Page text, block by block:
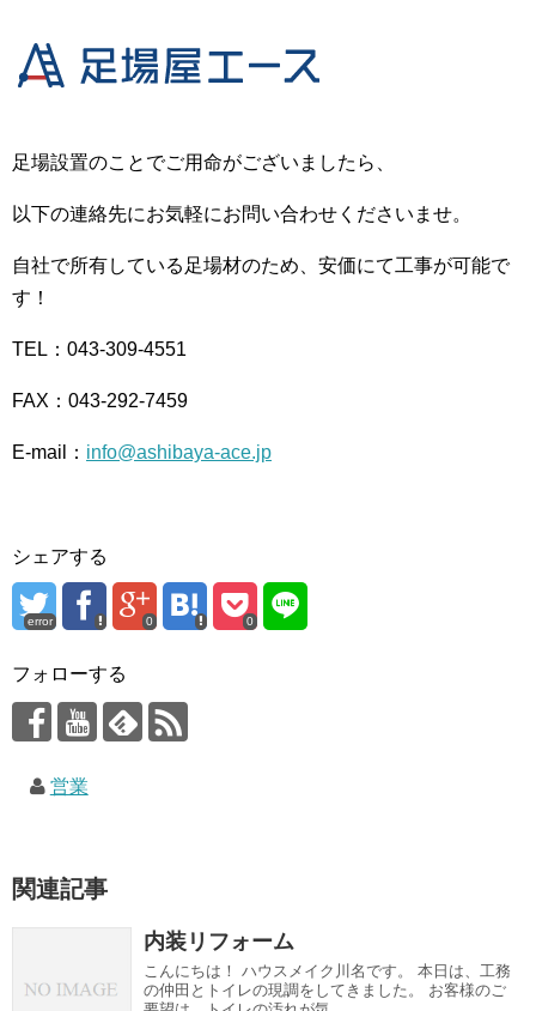
足場設置のことでご用命がございましたら、
以下の連絡先にお気軽にお問い合わせくださいませ。
自社で所有している足場材のため、安価にて工事が可能で
す！
TEL：043-309-4551
FAX：043-292-7459
E-mail： info@ashibaya-ace.jp
シェアする
error 0 0
フォローする
営業
関連記事
内装リフォーム
こんにちは！ ハウスメイク川名です。 本日は、工務
の仲田とトイレの現調をしてきました。 お客様のご